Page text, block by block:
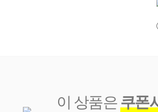
이 상품은 쿠폰